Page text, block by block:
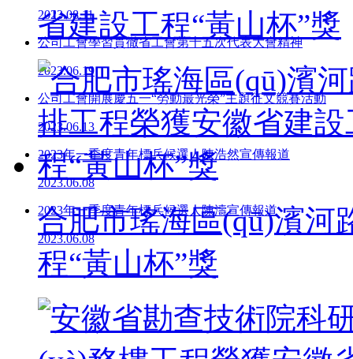
2023.08.11
公司工會學習貫徹省工會第十五次代表大會精神
2023.06.19
公司工會開展慶五一“勞動最光榮”主題征文競賽活動
2023.06.13
2023年一季度青年標兵候選人陳浩然宣傳報道
2023.06.08
2023年一季度青年標兵候選人陳濤宣傳報道
2023.06.08
省建設工程“黃山杯”獎
合肥市瑤海區(qū)濱河
程“黃山杯”獎